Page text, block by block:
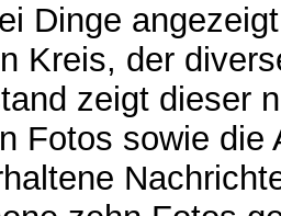
Dinge
Kreis, der
zeigt dieser
Fotos sowie die